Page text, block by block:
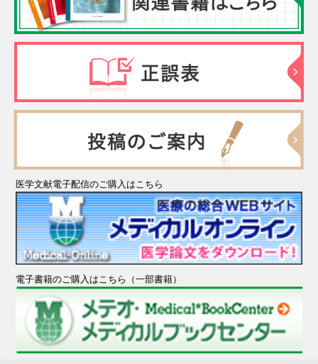
医学文献電子配信のご購入はこちら
電子書籍のご購入はこちら（一部書籍）